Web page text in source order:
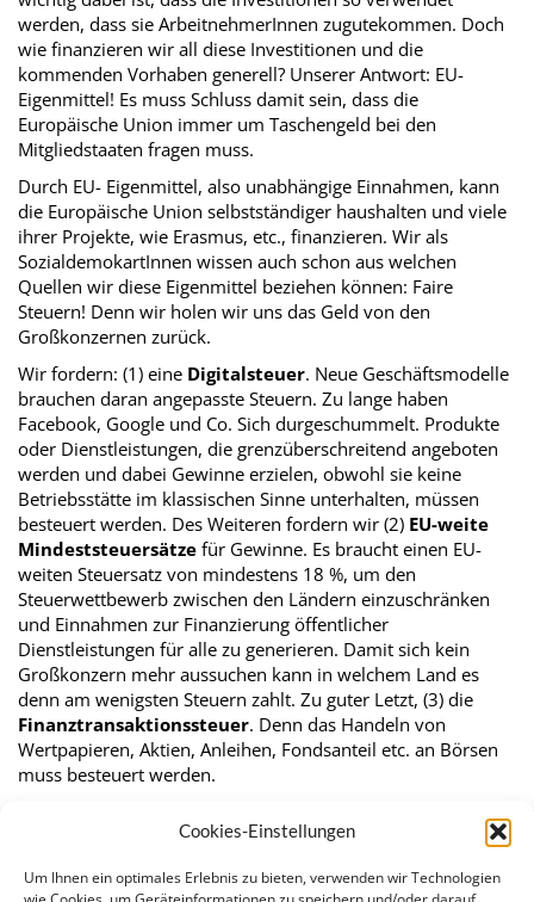
Cookies-Einstellungen
Um Ihnen ein optimales Erlebnis zu bieten, verwenden wir Technologien
werden, dass sie ArbeitnehmerInnen zugutekommen. Doch
wie finanzieren wir all diese Investitionen und die
kommenden Vorhaben generell? Unserer Antwort: EU-
Eigenmittel! Es muss Schluss damit sein, dass die
Europäische Union immer um Taschengeld bei den
Mitgliedstaaten fragen muss.
Durch EU- Eigenmittel, also unabhängige Einnahmen, kann
die Europäische Union selbstständiger haushalten und viele
ihrer Projekte, wie Erasmus, etc., finanzieren. Wir als
SozialdemokartInnen wissen auch schon aus welchen
Quellen wir diese Eigenmittel beziehen können: Faire
Steuern! Denn wir holen wir uns das Geld von den
Großkonzernen zurück.
Wir fordern: (1) eine Digitalsteuer. Neue Geschäftsmodelle
brauchen daran angepasste Steuern. Zu lange haben
Facebook, Google und Co. Sich durgeschummelt. Produkte
oder Dienstleistungen, die grenzüberschreitend angeboten
werden und dabei Gewinne erzielen, obwohl sie keine
Betriebsstätte im klassischen Sinne unterhalten, müssen
besteuert werden. Des Weiteren fordern wir (2) EU-weite
Mindeststeuersätze für Gewinne. Es braucht einen EU-
weiten Steuersatz von mindestens 18 %, um den
Steuerwettbewerb zwischen den Ländern einzuschränken
und Einnahmen zur Finanzierung öffentlicher
Dienstleistungen für alle zu generieren. Damit sich kein
Großkonzern mehr aussuchen kann in welchem Land es
denn am wenigsten Steuern zahlt. Zu guter Letzt, (3) die
Finanztransaktionssteuer. Denn das Handeln von
Wertpapieren, Aktien, Anleihen, Fondsanteil etc. an Börsen
muss besteuert werden.
Ähnliche Artikel:
Frauen in Führungspositionen